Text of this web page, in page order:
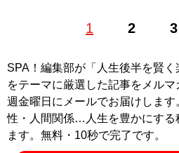
1 2 3
ィに寄り添い、活字化することをライ
中。Twitter：@kuroshimaaki
MySPA!会員だけが読める、黒島暁生
インタビュー
・
【独自】‟IQ133”の黒髪美少女(21歳
職」と唸るワケ。「こだわりが強い性
SPA！編集部が「人生後半を賢く
をテーマに厳選した記事をメル
週金曜日にメールでお届けします
性・人間関係…人生を豊かにする
ます。無料・10秒で完了です。